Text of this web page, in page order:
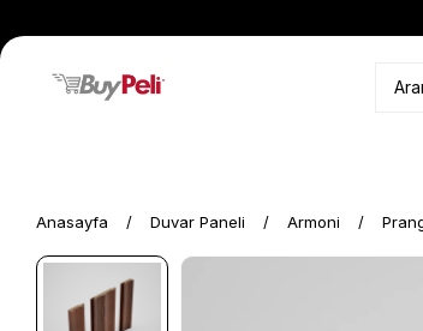
Anasayfa Duvar Paneli Armoni